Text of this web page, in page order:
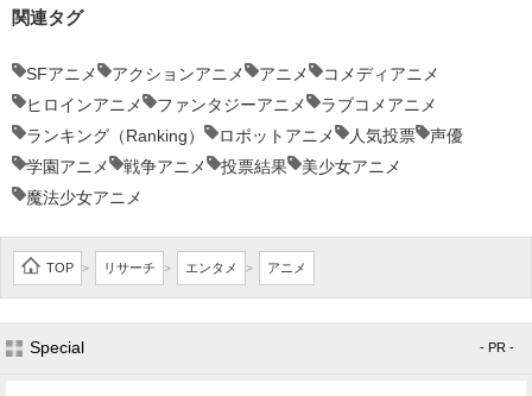
関連タグ
SFアニメ アクションアニメ アニメ
コメディアニメ
ヒロインアニメ
ファンタジーアニメ
ラブコメアニメ
ランキング（Ranking）
ロボットアニメ 人気投票
声優
学園アニメ
戦争アニメ 投票結果
美少女アニメ
魔法少女アニメ
TOP > リサーチ > エンタメ > アニメ
Special - PR -